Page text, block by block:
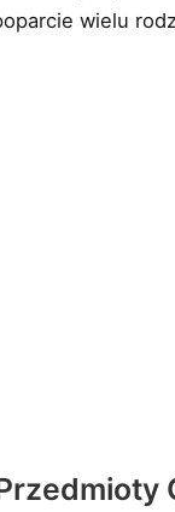
wielu